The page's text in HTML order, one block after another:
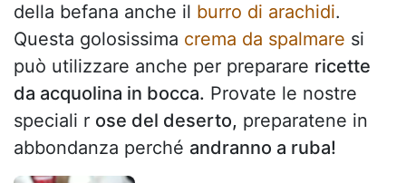
della befana anche il burro di arachidi.
Questa golosissima crema da spalmare si
può utilizzare anche per preparare ricette
da acquolina in bocca. Provate le nostre
speciali r ose del deserto, preparatene in
abbondanza perché andranno a ruba!